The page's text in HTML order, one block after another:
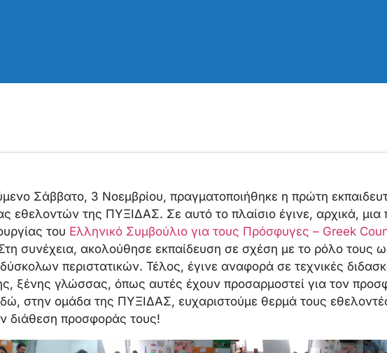
Σάββατο, 3 Νοεμβρίου, πραγματοποιήθηκε η πρώτη
εθελοντών της ΠΥΞΙΔΑΣ. Σε αυτό το πλαίσιο έγινε, αρχικά, μια
του Ελληνικό Συμβούλιο για τους Πρόσφυγες – Greek
συνέχεια, ακολούθησε εκπαίδευση σε σχέση με το ρόλο τους
δύσκολων περιστατικών. Τέλος, έγινε αναφορά σε τεχνικές
ξένης γλώσσας, όπως αυτές έχουν προσαρμοστεί για τον
στην ομάδα της ΠΥΞΙΔΑΣ, ευχαριστούμε θερμά τους
διάθεση προσφοράς τους!